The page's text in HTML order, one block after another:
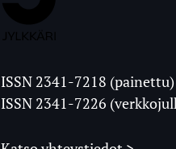
Ylioppilaslehti
ISSN 2341-7218 (painettu)
ISSN 2341-7226